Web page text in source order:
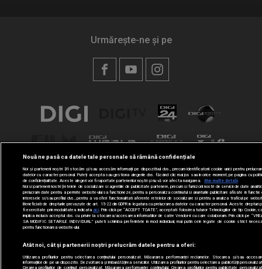
Urmărește-ne și pe
Nouă ne pasă ca datele tale personale să rămână confidențiale
Noi și partenerii noștri 31 stocăm și/sau accesăm informații pe dispozitivul dvs., precum identificatorii cookie unici pentru
datelor cu caracter personal. Puteți accepta sau gestiona alegerile dvs. făcând clic mai jos sau în orice moment, pe pagina cu
de confidențialitate. Aceste alegeri vor fi raportate partenerilor noștri și nu vă vor afecta navigarea.
Mai multe detalii
Noi si partenerii nostri (retelele de socializare si agentiile de publicitate partenere, precum si furnizorii nostri de servicii de date
prelucram date pentru a permite website-ului sa functioneze, pentru a personaliza continutul si anunturile publicitare afisate in functie
interesele si/sau profilul dvs., pentru a va oferi functionalitati aferente retelelor de socializare si pentru a analiza traficul pe
Beneficiati de drepturile prevazute de art. 15-22 din GDPR in legatura cu prelucrarea datelor cu caracter personal. Aceste drepturi
fi exercitate prin modalitatea indicata aici. Prin click pe “ACCEPT TOATE”, acceptati folosirea tuturor Tehnologiilor de tip Cookie,
implica inclusiv acceptul dvs. cu privire la stocarea/accesarea informatiilor de catre Vendor-ii cu care colaboram. Prin click pe
SA MODIFIC SETARILE INDIVIDUAL” puteti schimba preferintele in mod individual, mai putin cele legate de cookie strict
pentru functionarea website-ului.
Atât noi, cât și partenerii noștri prelucrăm datele pentru a oferi:
Utilizarea profilurilor pentru selectarea conținutului personalizat. Măsurarea performanței reclamelor. Stocarea și/sau
informațiilor de pe un dispozitiv. Dezvoltarea și îmbunătățirea serviciilor. Utilizarea profilurilor pentru selectarea publicității
Crearea profilurilor de conținut personalizat. Măsurarea performanței conținutului. Crearea profilurilor pentru publicitate